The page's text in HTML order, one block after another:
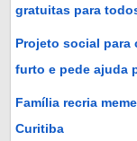
gratuitas para
Projeto social para
furto e pede ajuda
Família recria
Curitiba